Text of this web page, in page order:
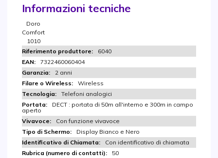
Informazioni tecniche
Doro
Comfort
1010
6040
7322460060404
2 anni
Wireless
Telefoni analogici
DECT : portata di 50m all'interno e 300m in campo
aperto
Con funzione vivavoce
Display Bianco e Nero
Con identificativo di chiamata
50